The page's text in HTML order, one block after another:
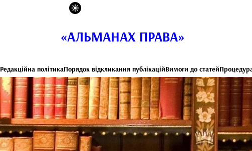
«АЛЬМАНАХ ПРАВА»
Редакційна політикаПорядок відкликання публікаційВимоги до статей